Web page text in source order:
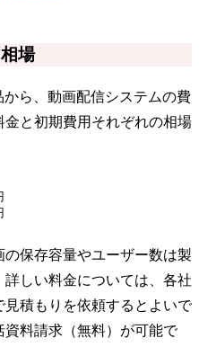
場
ら、動画配信システムの費
と初期費用それぞれの相場
保存容量やユーザー数は製
しい料金については、各社
積もりを依頼するとよいで
資料請求（無料）が可能で